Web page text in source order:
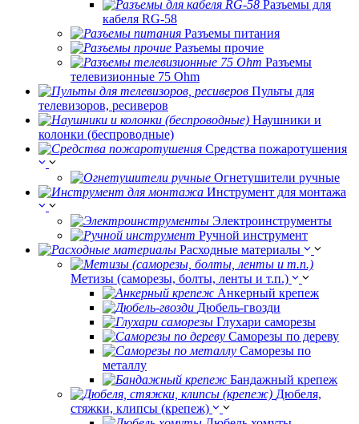
Разъемы для
кабеля RG-58
Разъемы питания
Разъемы прочие
Разъемы
телевизионные 75 Ohm
Пульты для
телевизоров, ресиверов
Наушники и
колонки (беспроводные)
Средства пожаротушения
Огнетушители ручные
Инструмент для монтажа
Электроинструменты
Ручной инструмент
Расходные материалы
Метизы (саморезы, болты, ленты и т.п.)
Анкерный крепеж
Дюбель-гвозди
Глухари саморезы
Саморезы по дереву
Саморезы по
металлу
Бандажный крепеж
Дюбеля,
стяжки, клипсы (крепеж)